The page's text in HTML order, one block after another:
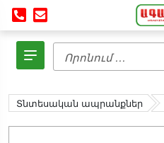
Տնտեսական ապրանքներ